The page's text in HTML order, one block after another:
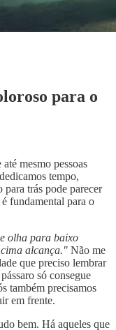
para o
mesmo pessoas
tempo,
para trás pode parecer
fundamental para o
olha para baixo
alcança." Não me
que preciso lembrar
só consegue
também precisamos
em frente.
bem. Há aqueles que